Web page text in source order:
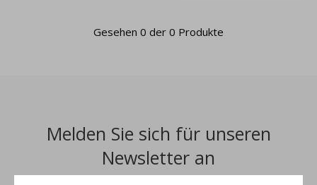
Gesehen 0 der 0 Produkte
Melden Sie sich für unseren
Newsletter an